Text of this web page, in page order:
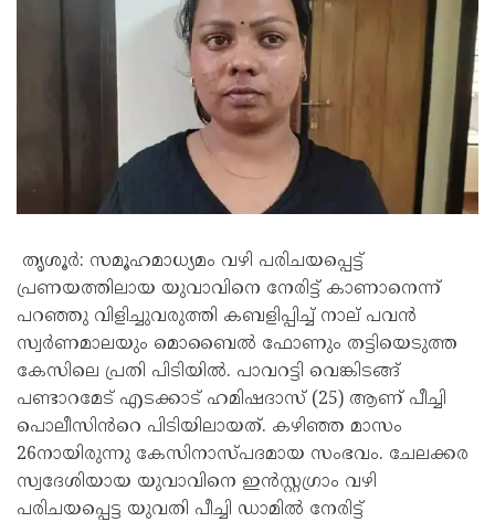
തൃശൂർ: സമൂഹമാധ്യമം വഴി പരിചയപ്പെട്ട്
പ്രണയത്തിലായ യുവാവിനെ നേരിട്ട് കാണാനെന്ന്
പറഞ്ഞു വിളിച്ചുവരുത്തി കബളിപ്പിച്ച് നാല് പവൻ
സ്വർണമാലയും മൊബൈൽ ഫോണും തട്ടിയെടുത്ത
കേസിലെ പ്രതി പിടിയിൽ. പാവറട്ടി വെങ്കിടങ്ങ്
പണ്ടാറമേട് എടക്കാട് ഹമിഷദാസ് (25) ആണ് പീച്ചി
പൊലീസിൻറെ പിടിയിലായത്. കഴിഞ്ഞ മാസം
26നായിരുന്നു കേസിനാസ്പദമായ സംഭവം. ചേലക്കര
സ്വദേശിയായ യുവാവിനെ ഇൻസ്റ്റഗ്രാം വഴി
പരിചയപ്പെട്ട യുവതി പീച്ചി ഡാമിൽ നേരിട്ട്